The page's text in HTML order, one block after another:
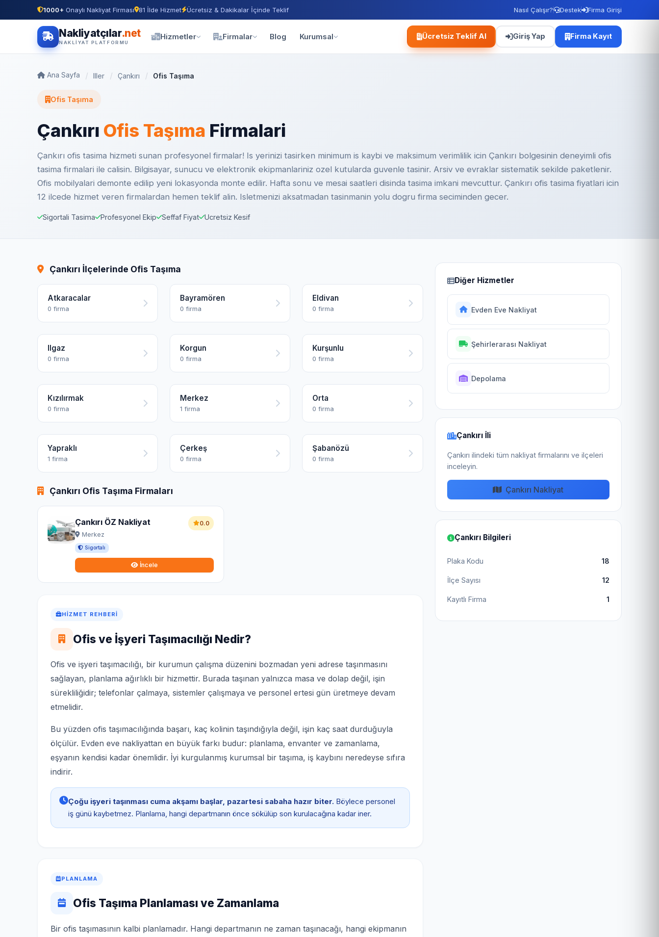
1000+ Onaylı Nakliyat Firması 81 İlde Hizmet Ücretsiz & Dakikalar İçinde Teklif Nasıl Çalışır? Destek Firma Girişi
Nakliyatçılar.net
NAKLIYAT PLATFORMU
Hizmetler Firmalar Blog Kurumsal Ücretsiz Teklif Al Giriş Yap Firma Kayıt
Ana Sayfa Iller Çankırı Ofis Taşıma
Ofis Taşıma
Çankırı Ofis Taşıma Firmalari
Çankırı ofis tasima hizmeti sunan profesyonel firmalar! Is yerinizi tasirken minimum is kaybi ve maksimum verimlilik icin Çankırı bolgesinin deneyimli ofis
tasima firmalari ile calisin. Bilgisayar, sunucu ve elektronik ekipmanlariniz ozel kutularda guvenle tasinir. Arsiv ve evraklar sistematik sekilde paketlenir.
Ofis mobilyalari demonte edilip yeni lokasyonda monte edilir. Hafta sonu ve mesai saatleri disinda tasima imkani mevcuttur. Çankırı ofis tasima fiyatlari icin
12 ilcede hizmet veren firmalardan hemen teklif alin. Isletmenizi aksatmadan tasinmanin yolu dogru firma seciminden gecer.
Sigortali Tasima Profesyonel Ekip Seffaf Fiyat Ucretsiz Kesif
Çankırı İlçelerinde Ofis Taşıma
Atkaracalar
0 firma
Bayramören
0 firma
Eldivan
0 firma
Ilgaz
0 firma
Korgun
0 firma
Kurşunlu
0 firma
Kızılırmak
0 firma
Merkez
1 firma
Orta
0 firma
Yapraklı
1 firma
Çerkeş
0 firma
Şabanözü
0 firma
Çankırı Ofis Taşıma Firmaları
Çankırı ÖZ Nakliyat
Merkez
0.0
Sigortalı
İncele
HIZMET REHBERI
Ofis ve İşyeri Taşımacılığı Nedir?
Ofis ve işyeri taşımacılığı, bir kurumun çalışma düzenini bozmadan yeni adrese taşınmasını
sağlayan, planlama ağırlıklı bir hizmettir. Burada taşınan yalnızca masa ve dolap değil, işin
sürekliliğidir; telefonlar çalmaya, sistemler çalışmaya ve personel ertesi gün üretmeye devam
etmelidir.
Bu yüzden ofis taşımacılığında başarı, kaç kolinin taşındığıyla değil, işin kaç saat durduğuyla
ölçülür. Evden eve nakliyattan en büyük farkı budur: planlama, envanter ve zamanlama,
eşyanın kendisi kadar önemlidir. İyi kurgulanmış kurumsal bir taşıma, iş kaybını neredeyse sıfıra
indirir.
Çoğu işyeri taşınması cuma akşamı başlar, pazartesi sabaha hazır biter. Böylece personel
iş günü kaybetmez. Planlama, hangi departmanın önce sökülüp son kurulacağına kadar iner.
PLANLAMA
Ofis Taşıma Planlaması ve Zamanlama
Bir ofis taşımasının kalbi planlamadır. Hangi departmanın ne zaman taşınacağı, hangi ekipmanın
Diğer Hizmetler
Evden Eve Nakliyat
Şehirlerarası Nakliyat
Depolama
Çankırı İli
Çankırı ilindeki tüm nakliyat firmalarını ve ilçeleri
inceleyin.
Çankırı Nakliyat
Çankırı Bilgileri
Plaka Kodu 18
İlçe Sayısı 12
Kayıtlı Firma 1